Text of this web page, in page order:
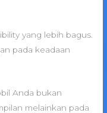
yang lebih bagus.
pada keadaan
Anda bukan
melainkan pada